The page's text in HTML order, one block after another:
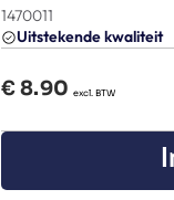
1470011
Uitstekende kwaliteit
€ 8.90
  excl. BTW